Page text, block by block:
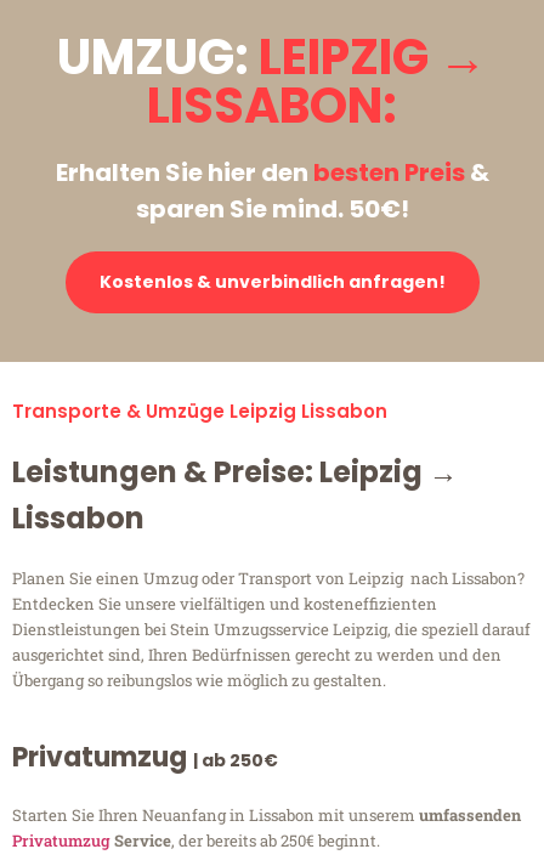
UMZUG: LEIPZIG →
LISSABON:
Erhalten Sie hier den besten Preis&
sparen Sie mind. 50€!
Kostenlos & unverbindlich anfragen!
Transporte & Umzüge Leipzig Lissabon
Leistungen & Preise: Leipzig →
Lissabon
Planen Sie einen Umzug oder Transport von Leipzig nach Lissabon?
Entdecken Sie unsere vielfältigen und kosteneffizienten
Dienstleistungen bei Stein Umzugsservice Leipzig, die speziell darauf
ausgerichtet sind, Ihren Bedürfnissen gerecht zu werden und den
Übergang so reibungslos wie möglich zu gestalten.
Privatumzug | ab 250€
Starten Sie Ihren Neuanfang in Lissabon mit unserem umfassenden
PrivatumzugService, der bereits ab 250€ beginnt.